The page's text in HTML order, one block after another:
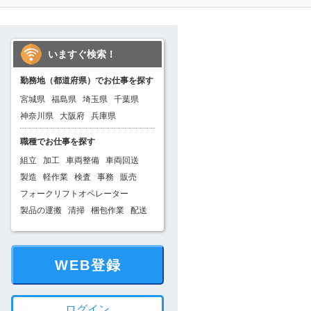
いますぐ検索！
勤務地（都道府県）でお仕事を探す
宮城県
福島県 埼玉県
千葉県
神奈川県
大阪府 兵庫県
職種でお仕事を探す
組立
加工 車両整備
車両回送
製造
軽作業 検査 事務
販売
フォークリフトオペレーター
製品の運搬
清掃 梱包作業 配送
WEB登録